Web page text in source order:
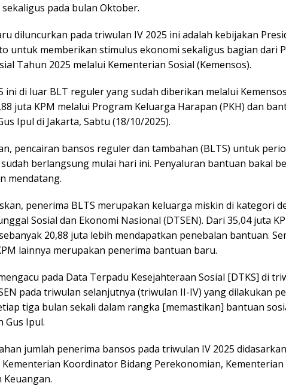
pada bulan Oktober.
diluncurkan pada triwulan IV 2025 ini adalah kebijakan
untuk memberikan stimulus ekonomi sekaligus bagian dari
Tahun 2025 melalui Kementerian Sosial (Kemensos).
ini di luar BLT reguler yang sudah diberikan melalui
juta KPM melalui Program Keluarga Harapan (PKH) dan
Ipul di Jakarta, Sabtu (18/10/2025).
pencairan bansos reguler dan tambahan (BLTS) untuk
berlangsung mulai hari ini. Penyaluran bantuan bakal
mendatang.
penerima BLTS merupakan keluarga miskin di kategori
Sosial dan Ekonomi Nasional (DTSEN). Dari 35,04 juta
20,88 juta lebih mendapatkan penebalan bantuan.
lainnya merupakan penerima bantuan baru.
pada Data Terpadu Kesejahteraan Sosial [DTKS] di
pada triwulan selanjutnya (triwulan II-IV) yang dilakukan
tiga bulan sekali dalam rangka [memastikan] bantuan
Gus Ipul.
jumlah penerima bansos pada triwulan IV 2025
Koordinator Bidang Perekonomian, Kementerian
Keuangan.